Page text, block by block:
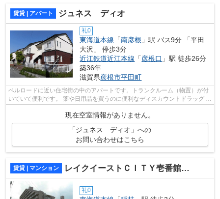
賃貸 | アパート ジュネス ディオ
礼0
東海道本線 「南彦根 」駅 バス9分 「平田
大沢」 停歩3分
近江鉄道近江本線 「彦根口 」駅 徒歩26分
築36年
滋賀県彦根市平田町
ベルロードに近い住宅街の中のアパートです。トランクルーム（物置）が付
いていて便利です。 薬や日用品を買うのに便利なディスカウントドラッグ コ
スモス ベルロード店まで、314mです...
現在空室情報がありません。
「ジュネス ディオ」への
お問い合わせはこちら
賃貸 | マンション レイクイーストＣＩＴＹ壱番館グレーシィー稲枝
礼0